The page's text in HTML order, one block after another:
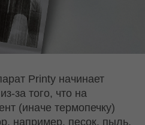
Printy начинает
за того, что на
(иначе термопечку)
например, песок, пыль,